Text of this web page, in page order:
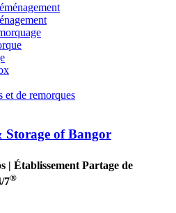
et de remorques
of Bangor
| Établissement Partage de
7®